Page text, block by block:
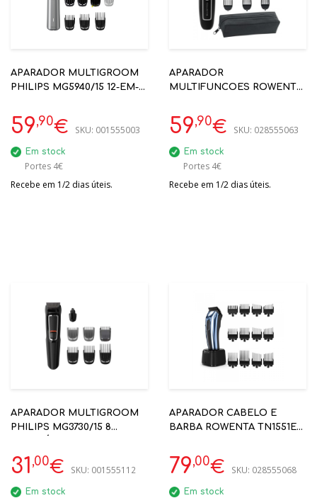
APARADOR MULTIGROOM
PHILIPS MG5940/15 12-EM-1
59,90€ SKU: 001555003
Em stock
Portes 4€
Recebe em 1/2 dias úteis.
APARADOR
MULTIFUNCOES ROWENTA
59,90€ SKU: 028555063
Em stock
Portes 4€
Recebe em 1/2 dias úteis.
APARADOR MULTIGROOM
PHILIPS MG3730/15 8
ANOS GARANTIA
31 ,00€ SKU: 001555112
Em stock
APARADOR CABELO E
BARBA ROWENTA TN1551E0
79,00€ SKU: 028555068
Em stock